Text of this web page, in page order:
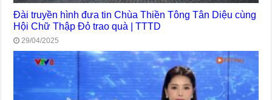
Đài truyền hình đưa tin Chùa Thiền Tông Tân Diệu cùng
Hội Chữ Thập Đỏ trao quà | TTTD
29/04/2025